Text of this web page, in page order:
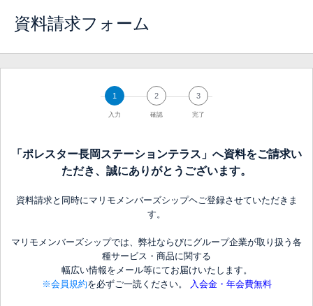
資料請求フォーム
1
入力
2
確認
3
完了
「ポレスター長岡ステーションテラス」へ資料をご請求い
ただき、誠にありがとうございます。
資料請求と同時にマリモメンバーズシップヘご登録させていただきま
す。
マリモメンバーズシップでは、弊社ならびにグループ企業が取り扱う各
種サービス・商品に関する
幅広い情報をメール等にてお届けいたします。
※会員規約を必ずご一読ください。 入会金・年会費無料